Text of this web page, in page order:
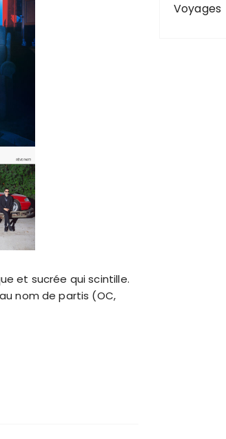
et sucrée qui scintille.
nom de partis (OC,
Voyages